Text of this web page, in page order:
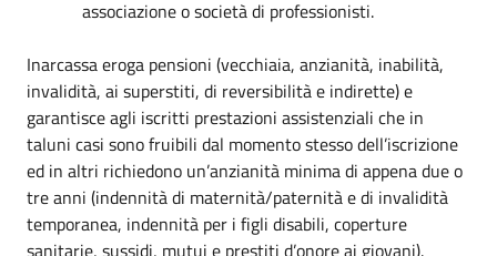
associazione o società di professionisti.
Inarcassa eroga pensioni (vecchiaia, anzianità, inabilità,
invalidità, ai superstiti, di reversibilità e indirette) e
garantisce agli iscritti prestazioni assistenziali che in
taluni casi sono fruibili dal momento stesso dell’iscrizione
ed in altri richiedono un’anzianità minima di appena due o
tre anni (indennità di maternità/paternità e di invalidità
temporanea, indennità per i figli disabili, coperture
sanitarie, sussidi, mutui e prestiti d’onore ai giovani).